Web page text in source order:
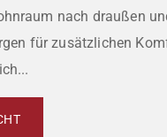
nach draußen
für zusätzlichen